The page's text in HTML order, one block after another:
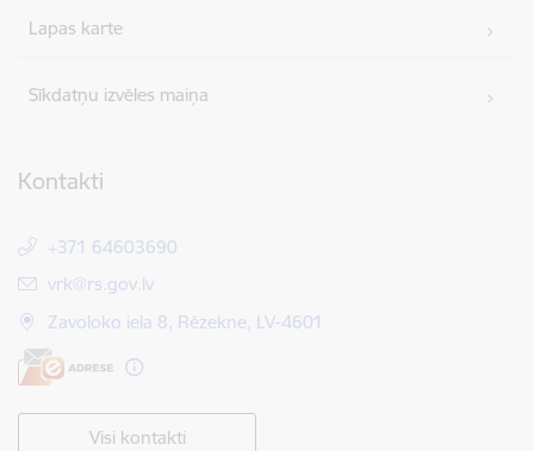
Lapas karte
Sīkdatņu izvēles maiņa
Kontakti
+371 64603690
E-pasts:
vrk@rs.gov.lv
Zavoloko iela 8, Rēzekne, LV-4601
Visi kontakti